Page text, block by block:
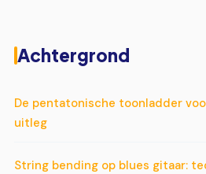
Achtergrond
De pentatonische toonladder
uitleg
String bending op blues gitaar: